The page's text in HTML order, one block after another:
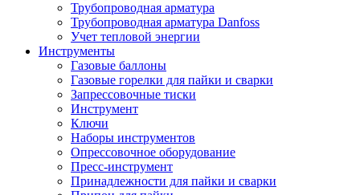
Трубопроводная арматура
Трубопроводная арматура Danfoss
Учет тепловой энергии
Инструменты
Газовые баллоны
Газовые горелки для пайки и сварки
Запрессовочные тиски
Инструмент
Ключи
Наборы инструментов
Опрессовочное оборудование
Пресс-инструмент
Принадлежности для пайки и сварки